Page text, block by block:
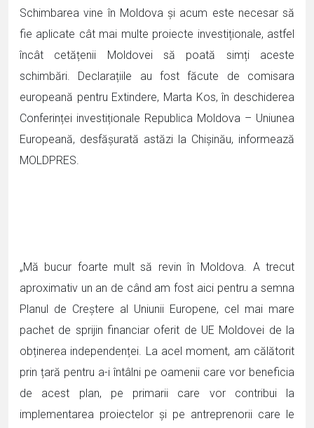
Schimbarea vine în Moldova și acum este necesar să
fie aplicate cât mai multe proiecte investiționale, astfel
încât cetățenii Moldovei să poată simți aceste
schimbări. Declarațiile au fost făcute de comisara
europeană pentru Extindere, Marta Kos, în deschiderea
Conferinței investiționale Republica Moldova – Uniunea
Europeană, desfășurată astăzi la Chișinău, informează
MOLDPRES.
„Mă bucur foarte mult să revin în Moldova. A trecut
aproximativ un an de când am fost aici pentru a semna
Planul de Creștere al Uniunii Europene, cel mai mare
pachet de sprijin financiar oferit de UE Moldovei de la
obținerea independenței. La acel moment, am călătorit
prin țară pentru a-i întâlni pe oamenii care vor beneficia
de acest plan, pe primarii care vor contribui la
implementarea proiectelor și pe antreprenorii care le